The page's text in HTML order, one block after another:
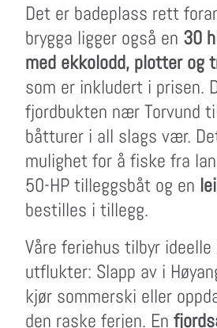
Det er badeplass rett
brygga ligger også en 30
med ekkolodd, plotter og
som er inkludert i prisen.
fjordbukten nær Torvund
båtturer i all slags vær.
mulighet for å fiske fra
50-HP tilleggsbåt og en
bestilles i tillegg.
Våre feriehus tilbyr
utflukter: Slapp av i
kjør sommerski eller
den raske ferjen. En